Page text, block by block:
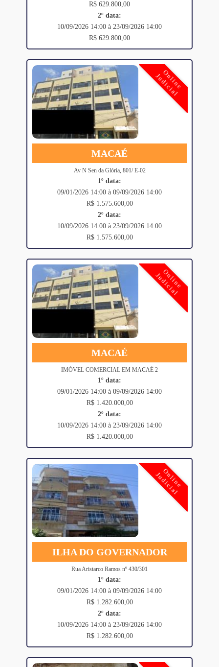
R$ 629.800,00
2º data:
10/09/2026 14:00 à 23/09/2026 14:00
R$ 629.800,00
Online
Judicial
MACAÉ
Av N Sen da Glória, 801/ E-02
1º data:
09/01/2026 14:00 à 09/09/2026 14:00
R$ 1.575.600,00
2º data:
10/09/2026 14:00 à 23/09/2026 14:00
R$ 1.575.600,00
Online
Judicial
MACAÉ
IMÓVEL COMERCIAL EM MACAÉ 2
1º data:
09/01/2026 14:00 à 09/09/2026 14:00
R$ 1.420.000,00
2º data:
10/09/2026 14:00 à 23/09/2026 14:00
R$ 1.420.000,00
Online
Judicial
ILHA DO GOVERNADOR
Rua Aristarco Ramos nº 430/301
1º data:
09/01/2026 14:00 à 09/09/2026 14:00
R$ 1.282.600,00
2º data:
10/09/2026 14:00 à 23/09/2026 14:00
R$ 1.282.600,00